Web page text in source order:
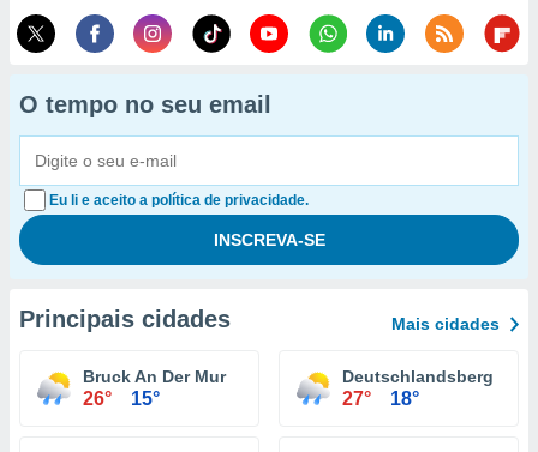
O tempo no seu email
Eu li e aceito a política de privacidade.
Principais cidades Mais cidades
Bruck An Der Mur
26° 15°
Deutschlandsberg
27° 18°